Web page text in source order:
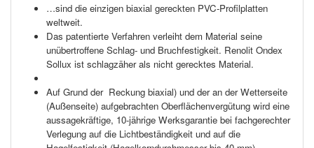
…sind die einzigen biaxial gereckten PVC-Profilplatten
weltweit.
Das patentierte Verfahren verleiht dem Material seine
unübertroffene Schlag- und Bruchfestigkeit. Renolit Ondex
Sollux ist schlagzäher als nicht gerecktes Material.
Auf Grund der Reckung biaxial) und der an der Wetterseite
(Außenseite) aufgebrachten Oberflächenvergütung wird eine
aussagekräftige, 10-jährige Werksgarantie bei fachgerechter
Verlegung auf die Lichtbeständigkeit und auf die